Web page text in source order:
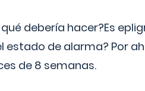
debería hacer?Es
de alarma? Por
de 8 semanas.